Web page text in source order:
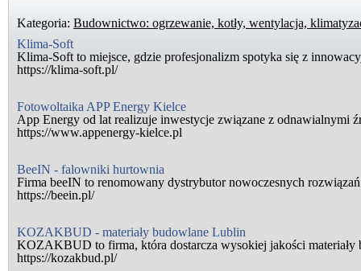
Kategoria: Budownictwo: ogrzewanie, kotły, wentylacja,
Klima-Soft
Klima-Soft to miejsce, gdzie profesjonalizm spotyka się z
https://klima-soft.pl/
Fotowoltaika APP Energy Kielce
App Energy od lat realizuje inwestycje związane z odnawialnymi
https://www.appenergy-kielce.pl
BeeIN - falowniki hurtownia
Firma beeIN to renomowany dystrybutor nowoczesnych
https://beein.pl/
KOZAKBUD - materiały budowlane Lublin
KOZAKBUD to firma, która dostarcza wysokiej jakości
https://kozakbud.pl/